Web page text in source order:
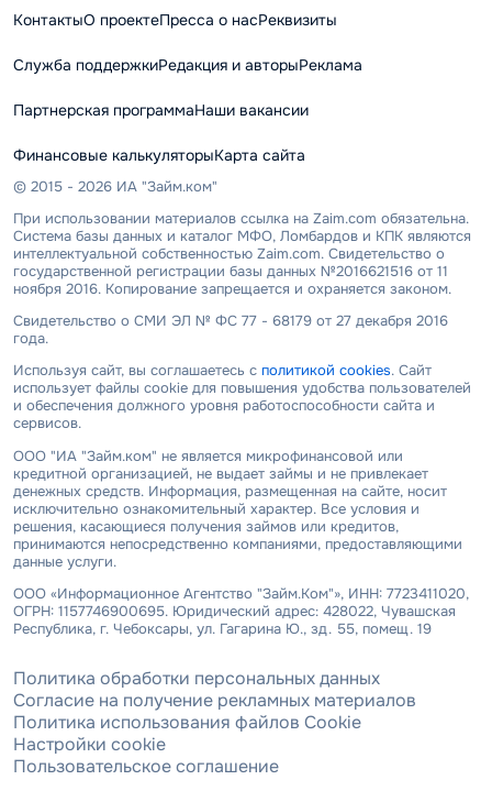
КонтактыО проектеПресса о насРеквизиты
Служба поддержкиРедакция и авторыРеклама
Партнерская программаНаши вакансии
Финансовые калькуляторыКарта сайта
© 2015 - 2026 ИА "Займ.ком"
При использовании материалов ссылка на Zaim.com обязательна.
Система базы данных и каталог МФО, Ломбардов и КПК являются
интеллектуальной собственностью Zaim.com. Свидетельство о
государственной регистрации базы данных №2016621516 от 11
ноября 2016. Копирование запрещается и охраняется законом.
Свидетельство о СМИ ЭЛ № ФС 77 - 68179 от 27 декабря 2016
года.
Используя сайт, вы соглашаетесь с политикой cookies. Сайт
использует файлы cookie для повышения удобства пользователей
и обеспечения должного уровня работоспособности сайта и
сервисов.
ООО "ИА "Займ.ком" не является микрофинансовой или
кредитной организацией, не выдает займы и не привлекает
денежных средств. Информация, размещенная на сайте, носит
исключительно ознакомительный характер. Все условия и
решения, касающиеся получения займов или кредитов,
принимаются непосредственно компаниями, предоставляющими
данные услуги.
ООО «Информационное Агентство "Займ.Ком"», ИНН: 7723411020,
ОГРН: 1157746900695. Юридический адрес: 428022, Чувашская
Республика, г. Чебоксары, ул. Гагарина Ю., зд. 55, помещ. 19
Политика обработки персональных данных
Согласие на получение рекламных материалов
Политика использования файлов Cookie
Настройки cookie
Пользовательское соглашение